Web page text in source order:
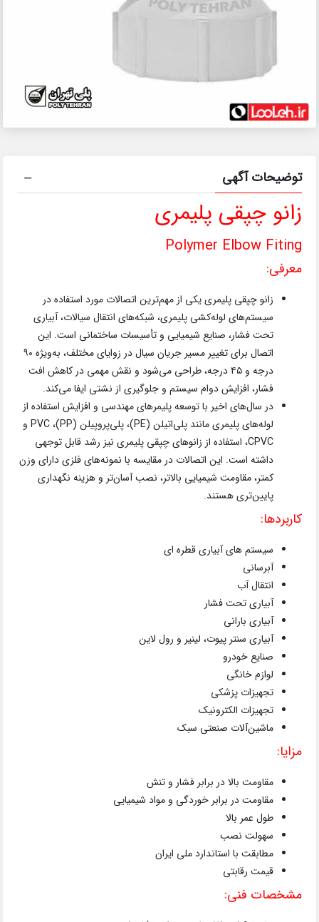
توضیحات آگهی
زانو چپقی پلیمری
Polymer Elbow Fiting
معرفی:
زانو چپقی پلیمری یکی از مهم‌ترین اتصالات مورد استفاده در
سیستم‌های لوله‌کشی پلیمری، شبکه‌های انتقال سیالات، آبیاری
تحت فشار، صنایع شیمیایی و تأسیسات ساختمانی است. این
اتصال برای تغییر مسیر جریان سیال در زوایای مختلف، به‌ویژه ۹۰
درجه و ۴۵ درجه، طراحی می‌شود و نقش مهمی در کاهش افت
فشار، افزایش دوام سیستم و جلوگیری از نشتی ایفا می‌کند.
در سال‌های اخیر با توسعه پلیمرهای مهندسی و افزایش استفاده از
لوله‌های پلیمری مانند پلی‌اتیلن (PE)، پلی‌پروپیلن (PP)، PVC و
CPVC، استفاده از زانوهای چپقی پلیمری نیز رشد قابل توجهی
داشته است. این اتصالات در مقایسه با نمونه‌های فلزی دارای وزن
کمتر، مقاومت شیمیایی بالاتر، نصب آسان‌تر و هزینه نگهداری
پایین‌تری هستند.
کاربردها:
سیستم های آبیاری قطره ای
آبرسانی
انتقال آب
آبیاری تحت فشار
آبیاری بارانی
آبیاری سنتر پیوت، لینیر و رول لاین
صنایع خودرو
لوازم خانگی
تجهیزات پزشکی
تجهیزات الکترونیک
ماشین‌آلات صنعتی سبک
مزایا:
مقاومت بالا در برابر فشار و تنش
مقاومت در برابر خوردگی و مواد شیمیایی
طول عمر بالا
سهولت نصب
مطابقت با استاندارد ملی ایران
قیمت رقابتی
مشخصات فنی: